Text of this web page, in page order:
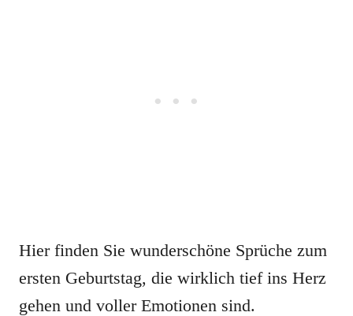
Hier finden Sie wunderschöne Sprüche zum
ersten Geburtstag, die wirklich tief ins Herz
gehen und voller Emotionen sind.